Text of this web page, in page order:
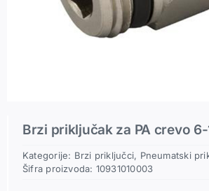
Pneumatski
Rezerni delovi
Brzi priključak za PA crevo
Kategorije: Brzi priključci, Pneumatski
Šifra proizvoda: 10931010003